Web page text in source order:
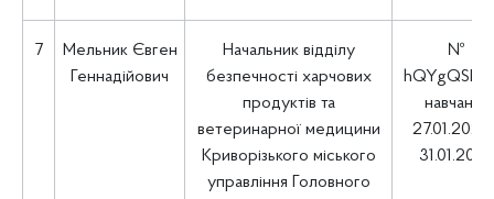
7
Мельник Євген
Геннадійович
Начальник відділу
безпечності харчових
продуктів та
ветеринарної медицини
Криворізького міського
управління Головного
№
навчання
27.01.2025
31.01.2025